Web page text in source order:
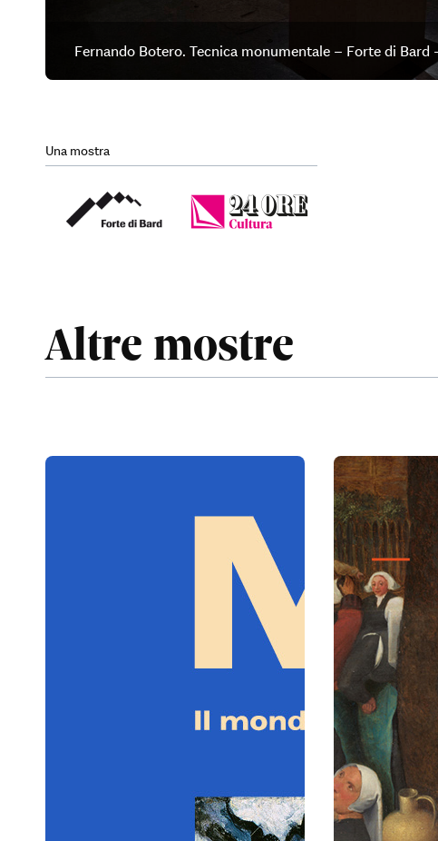
Fernando Botero. Tecnica monumentale – Forte di Bard
Una mostra
Altre mostre